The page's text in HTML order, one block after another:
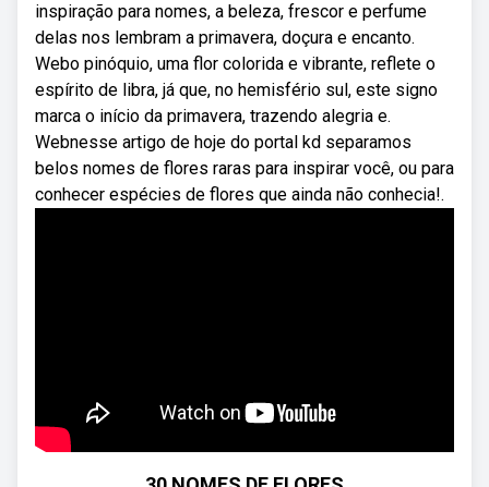
inspiração para nomes, a beleza, frescor e perfume
delas nos lembram a primavera, doçura e encanto.
Webo pinóquio, uma flor colorida e vibrante, reflete o
espírito de libra, já que, no hemisfério sul, este signo
marca o início da primavera, trazendo alegria e.
Webnesse artigo de hoje do portal kd separamos
belos nomes de flores raras para inspirar você, ou para
conhecer espécies de flores que ainda não conhecia!.